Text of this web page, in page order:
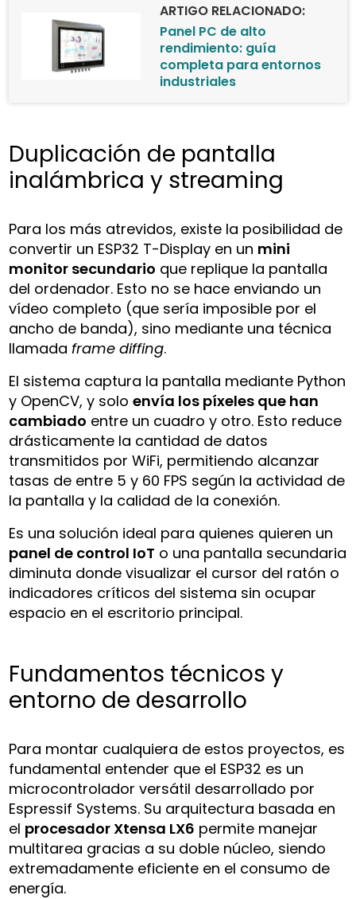
ARTIGO RELACIONADO:
Panel PC de alto
rendimiento: guía
completa para entornos
industriales
Duplicación de pantalla
inalámbrica y streaming
Para los más atrevidos, existe la posibilidad de
convertir un ESP32 T-Display en un mini
monitor secundario que replique la pantalla
del ordenador. Esto no se hace enviando un
vídeo completo (que sería imposible por el
ancho de banda), sino mediante una técnica
llamadaframe diffing.
El sistema captura la pantalla mediante Python
y OpenCV, y soloenvía los píxeles que han
cambiado entre un cuadro y otro. Esto reduce
drásticamente la cantidad de datos
transmitidos por WiFi, permitiendo alcanzar
tasas de entre 5 y 60 FPS según la actividad de
la pantalla y la calidad de la conexión.
Es una solución ideal para quienes quieren un
panel de control IoT o una pantalla secundaria
diminuta donde visualizar el cursor del ratón o
indicadores críticos del sistema sin ocupar
espacio en el escritorio principal.
Fundamentos técnicos y
entorno de desarrollo
Para montar cualquiera de estos proyectos, es
fundamental entender que el ESP32 es un
microcontrolador versátil desarrollado por
Espressif Systems. Su arquitectura basada en
el procesador Xtensa LX6 permite manejar
multitarea gracias a su doble núcleo, siendo
extremadamente eficiente en el consumo de
energía.